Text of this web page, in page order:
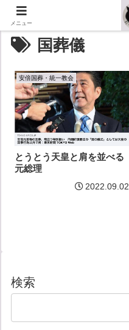
国葬儀
安倍国葬・統一教会
とうとう天皇と肩を並べる
元総理
2022.09.02
検索
メニュー